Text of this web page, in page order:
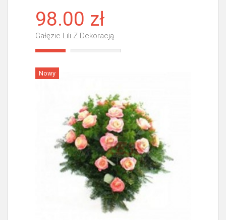
98.00 zł
Gałęzie Lili Z Dekoracją
Nowy